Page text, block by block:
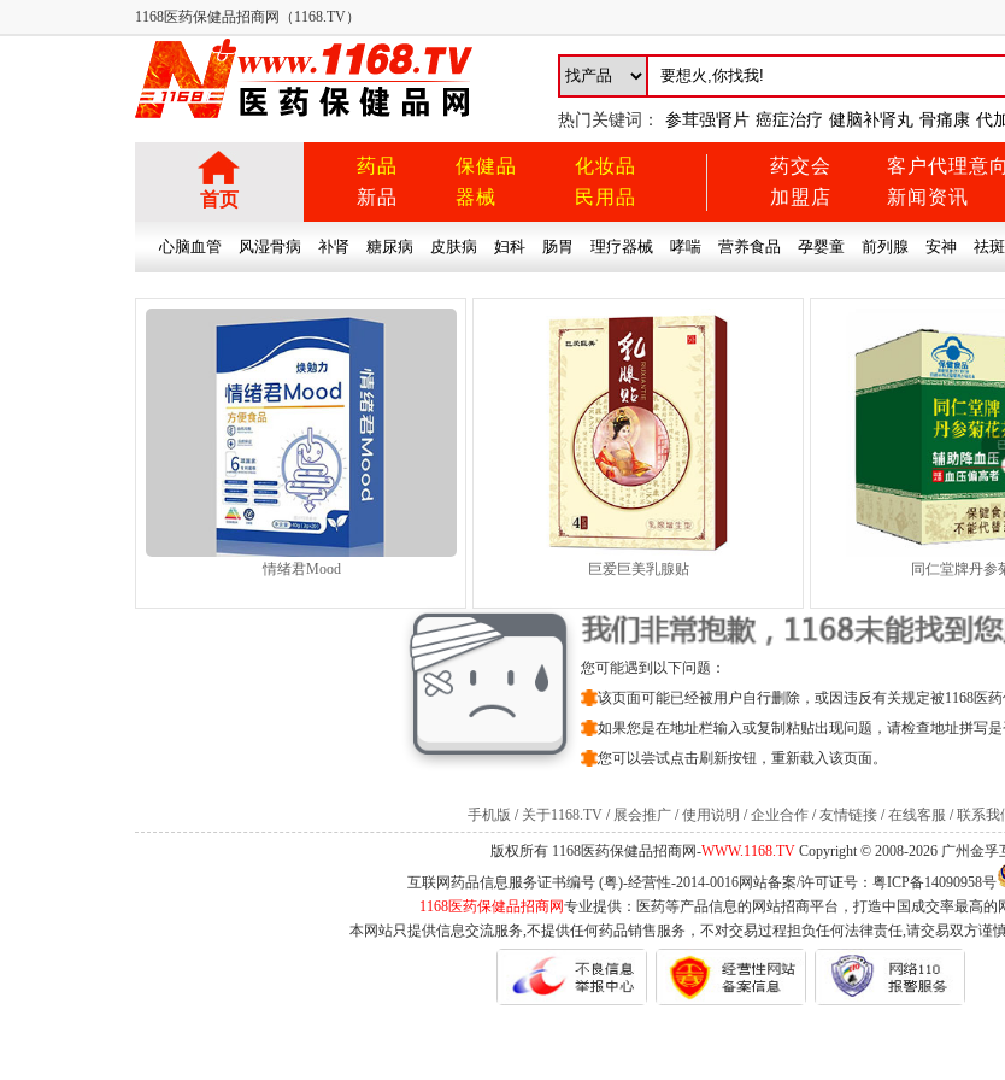
1168医药保健品招商网（1168.TV）
热门关键词： 参茸强肾片 癌症治疗 健脑补肾丸 骨痛康 代
首页
药品
新品
保健品
器械
化妆品
民用品
药交会
加盟店
客户代理意向
新闻资讯
心脑血管 风湿骨病 补肾 糖尿病 皮肤病 妇科 肠胃 理疗器械 哮喘 营养食品 孕婴童 前列腺 安神 祛斑
情绪君Mood 巨爱巨美乳腺贴 同仁堂牌丹参
您可能遇到以下问题：
该页面可能已经被用户自行删除，或因违反有关规定被1168医药
如果您是在地址栏输入或复制粘贴出现问题，请检查地址拼写是
您可以尝试点击刷新按钮，重新载入该页面。
手机版 / 关于1168.TV / 展会推广 /使用说明 /企业合作 /友情链接 /在线客服 /联系我
版权所有 1168医药保健品招商网-WWW.1168.TV Copyright © 2008-2026 广州金
互联网药品信息服务证书编号 (粤)-经营性-2014-0016网站备案/许可证号： 粤ICP备14090958号
1168医药保健品招商网专业提供：医药等产品信息的网站招商平台，打造中国成交率最高的
本网站只提供信息交流服务,不提供任何药品销售服务，不对交易过程担负任何法律责任,请交易双方谨